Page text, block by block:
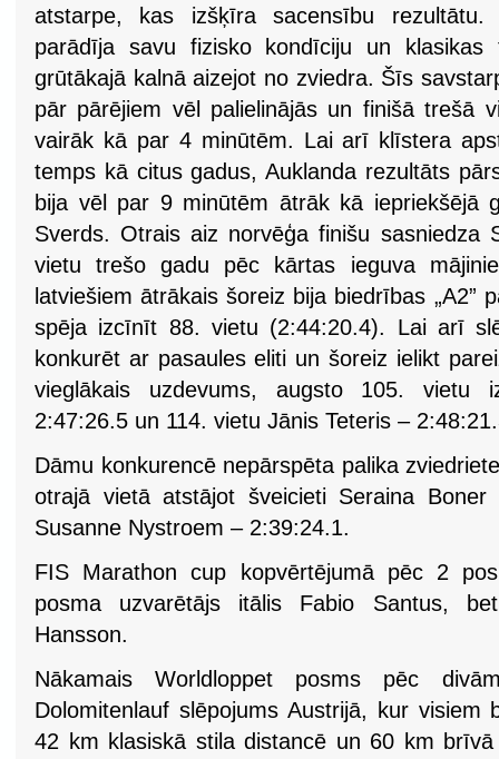
atstarpe, kas izšķīra sacensību
parādīja savu fizisko kondīciju un klasikas
grūtākajā kalnā aizejot no zviedra. Šīs
pār pārējiem vēl palielinājās un finišā trešā
vairāk kā par 4 minūtēm. Lai arī klīstera
temps kā citus gadus, Auklanda rezultāts
bija vēl par 9 minūtēm ātrāk kā iepriekšējā
Sverds. Otrais aiz norvēģa finišu sasniedza
vietu trešo gadu pēc kārtas ieguva
latviešiem ātrākais šoreiz bija biedrības „A2”
spēja izcīnīt 88. vietu (2:44:20.4). Lai arī
konkurēt ar pasaules eliti un šoreiz ielikt
vieglākais uzdevums, augsto 105. vietu
2:47:26.5 un 114. vietu Jānis Teteris –
Dāmu konkurencē nepārspēta palika
otrajā vietā atstājot šveicieti Seraina
Susanne Nystroem – 2:39:24.1.
FIS Marathon cup kopvērtējumā pēc 2
posma uzvarētājs itālis Fabio Santus,
Hansson.
Nākamais Worldloppet posms pēc
Dolomitenlauf slēpojums Austrijā, kur visiem
42 km klasiskā stila distancē un 60 km